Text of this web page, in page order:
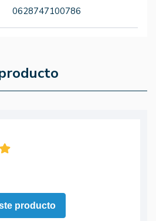
0628747100786
producto